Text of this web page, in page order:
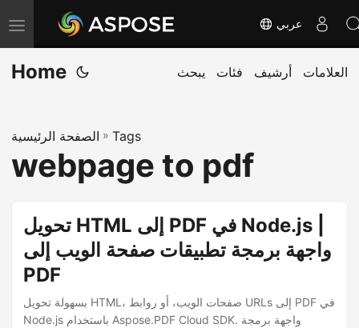
T
o
g
e
n
عربي
Home يبحث فئات أرشيف العلامات
الصفحة الرئيسية » Tags
webpage to pdf
تحويل HTML إلى PDF في Node.js |
واجهة برمجة تطبيقات صفحة الويب إلى
PDF
بسهولة تحويل HTML، صفحات الويب، أو روابط URLs إلى PDF في
Node.js باستخدام Aspose.PDF Cloud SDK. واجهة برمجة